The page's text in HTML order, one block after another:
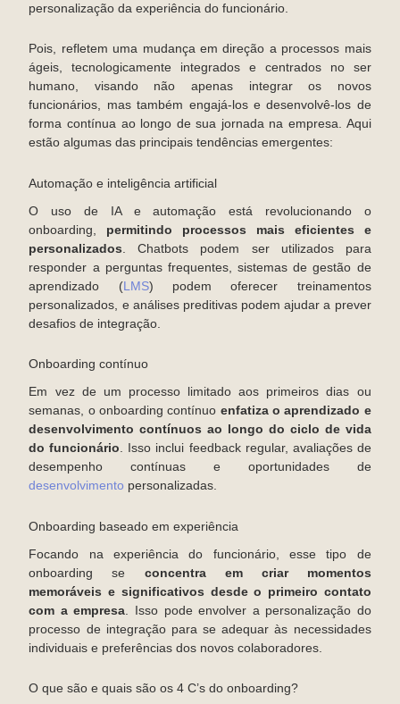
personalização da experiência do funcionário.
Pois, refletem uma mudança em direção a processos mais
ágeis, tecnologicamente integrados e centrados no ser
humano, visando não apenas integrar os novos
funcionários, mas também engajá-los e desenvolvê-los de
forma contínua ao longo de sua jornada na empresa. Aqui
estão algumas das principais tendências emergentes:
Automação e inteligência artificial
O uso de IA e automação está revolucionando o
onboarding, permitindo processos mais eficientes e
personalizados . Chatbots podem ser utilizados para
responder a perguntas frequentes, sistemas de gestão de
aprendizado (LMS) podem oferecer treinamentos
personalizados, e análises preditivas podem ajudar a prever
desafios de integração.
Onboarding contínuo
Em vez de um processo limitado aos primeiros dias ou
semanas, o onboarding contínuo enfatiza o aprendizado e
desenvolvimento contínuos ao longo do ciclo de vida
do funcionário. Isso inclui feedback regular, avaliações de
desempenho contínuas e oportunidades de
desenvolvimento personalizadas.
Onboarding baseado em experiência
Focando na experiência do funcionário, esse tipo de
onboarding se concentra em criar momentos
memoráveis e significativos desde o primeiro contato
com a empresa . Isso pode envolver a personalização do
processo de integração para se adequar às necessidades
individuais e preferências dos novos colaboradores.
O que são e quais são os 4 C’s do onboarding?